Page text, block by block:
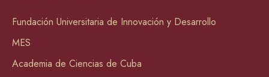
Fundación Universitaria de Innovación y Desarrollo
MES
Academia de Ciencias de Cuba